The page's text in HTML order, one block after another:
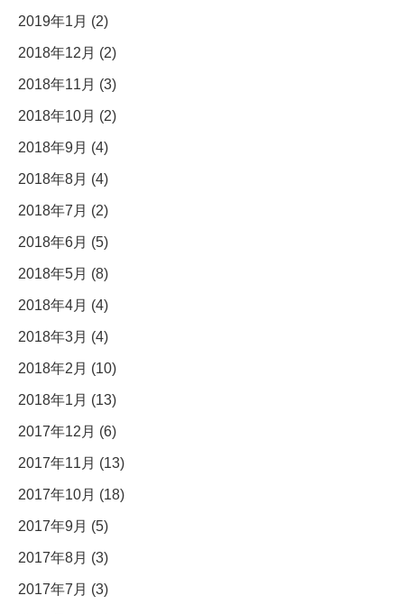
2019年1月 (2)
2018年12月 (2)
2018年11月 (3)
2018年10月 (2)
2018年9月 (4)
2018年8月 (4)
2018年7月 (2)
2018年6月 (5)
2018年5月 (8)
2018年4月 (4)
2018年3月 (4)
2018年2月 (10)
2018年1月 (13)
2017年12月 (6)
2017年11月 (13)
2017年10月 (18)
2017年9月 (5)
2017年8月 (3)
2017年7月 (3)